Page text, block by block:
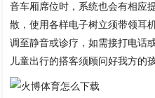
音车厢席位时，系统也会有相应
散，使用各样电子树立须带领耳
调至静音或诊疗，如需接打电话
儿童出行的搭客须顾问好我方的